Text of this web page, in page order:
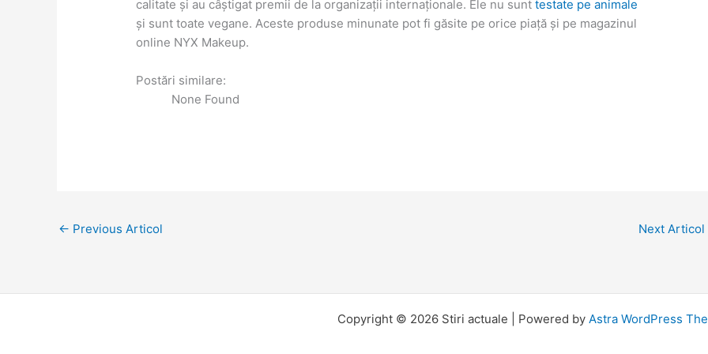
calitate și au câștigat premii de la organizații internaționale. Ele nu sunttestate pe animale
și sunt toate vegane. Aceste produse minunate pot fi găsite pe orice piață și pe magazinul
online NYX Makeup.
Postări similare:
None Found
← Previous Articol Next Articol
Copyright © 2026 Stiri actuale | Powered by Astra WordPress